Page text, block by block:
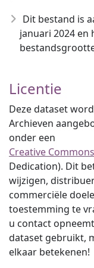
Dit bestand is
januari 2024 en
Licentie
Deze dataset
Archieven
onder een
Creative
Dedication). Dit
wijzigen,
commerciële
toestemming te
u contact
dataset gebruikt,
elkaar betekenen!